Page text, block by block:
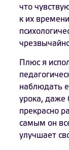
что
к их
Плюс я
наблюдать
урока, даже
прекрасно
самым он
улучшает